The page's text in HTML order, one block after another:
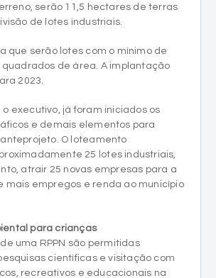
que serão lotes com o mínimo de
de área. A implantação
executivo, já foram iniciados os
e demais elementos para
25 lotes industriais,
atrair 25 novas empresas para a
mais empregos e renda ao município
para crianças
uma RPPN são permitidas
recreativos e educacionais na
de criação da RPPN, prevemos a